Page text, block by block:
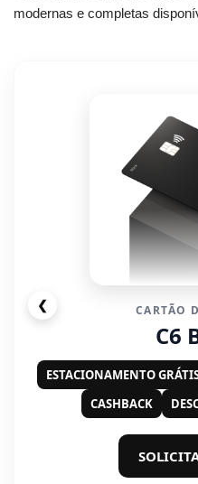
modernas e completas
❮ CARTÃO
C6
ESTACIONAMENTO
CASHBACK